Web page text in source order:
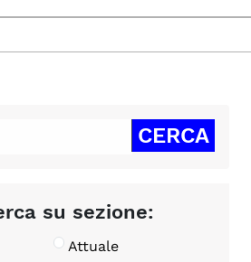
su sezione:
Attuale